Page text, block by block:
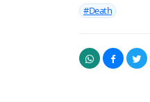
#Death